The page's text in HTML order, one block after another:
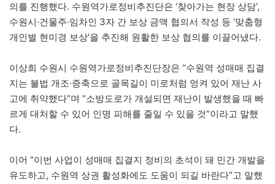
의를 진행했다. 수원역가로정비추진단은 ‘찾아가는 현장 상담’,
수원시·건물주·임차인 3자 간 보상 금액 협의서 작성 등 ‘맞춤형
개인별 현미경 보상’을 추진해 원활한 보상 협의를 이끌어냈다.
이상희 수원시 수원역가로정비추진단장은 “수원역 성매매 집결
지는 불법 개조·증축으로 골목길이 미로처럼 엉켜 있어 재난 사
고에 취약했다”며 “소방도로가 개설되면 재난이 발생했을 때 빠
르게 대처할 수 있어 인명 피해를 줄일 수 있을 것”이라고 말했
다.
이어 “이번 사업이 성매매 집결지 정비의 초석이 돼 민간 개발을
유도하고, 수원역 상권 활성화에도 도움이 되길 바란다”고 말했